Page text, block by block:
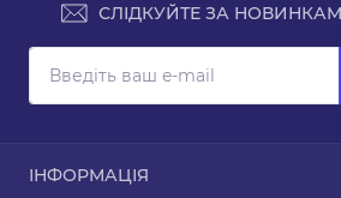
СЛІДКУЙТЕ ЗА
ІНФОРМАЦІЯ